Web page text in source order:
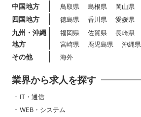
中国地方 鳥取県 島根県 岡山県
四国地方 徳島県 香川県 愛媛県
九州・沖縄
地方
福岡県 佐賀県 長崎県
宮崎県
鹿児島県 沖縄県
その他 海外
業界から求人を探す
IT・通信
WEB・システム